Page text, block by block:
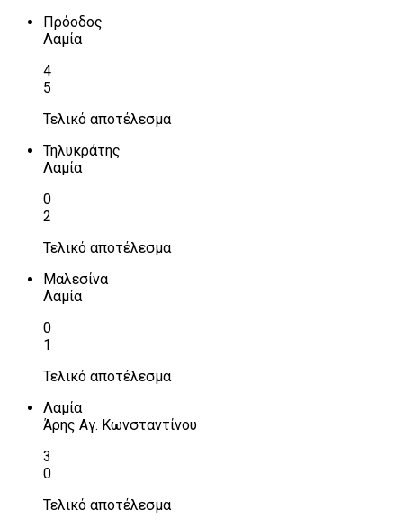
Πρόοδος
Λαμία
4
5
Τελικό αποτέλεσμα
Τηλυκράτης
Λαμία
0
2
Τελικό αποτέλεσμα
Μαλεσίνα
Λαμία
0
1
Τελικό αποτέλεσμα
Λαμία
Άρης Αγ. Κωνσταντίνου
3
0
Τελικό αποτέλεσμα